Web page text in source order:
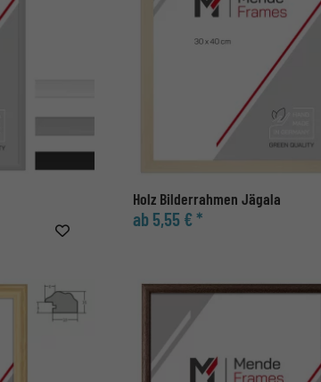
Holz Bilderrahmen Jägala
ab 5,55 € *